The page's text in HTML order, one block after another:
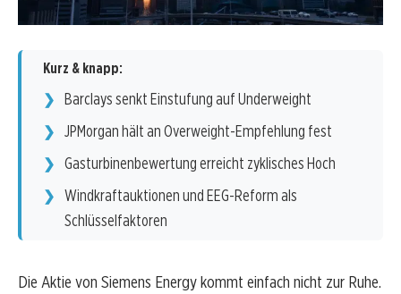
Kurz & knapp:
Barclays senkt Einstufung auf Underweight
JPMorgan hält an Overweight-Empfehlung fest
Gasturbinenbewertung erreicht zyklisches Hoch
Windkraftauktionen und EEG-Reform als
Schlüsselfaktoren
Die Aktie von Siemens Energy kommt einfach nicht zur Ruhe.